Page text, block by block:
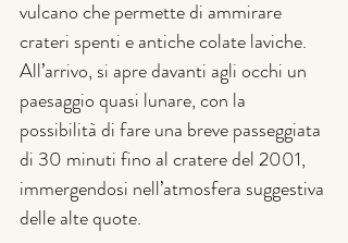
vulcano che permette di ammirare
crateri spenti e antiche colate laviche.
All’arrivo, si apre davanti agli occhi un
paesaggio quasi lunare, con la
possibilità di fare una breve passeggiata
di 30 minuti fino al cratere del 2001,
immergendosi nell’atmosfera suggestiva
delle alte quote.